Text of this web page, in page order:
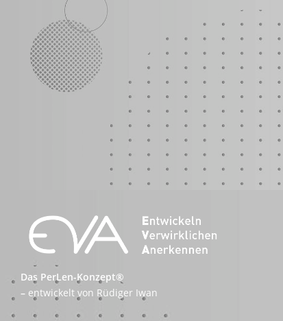
Das PerLen-Konzept®
– entwickelt von Rüdiger Iwan